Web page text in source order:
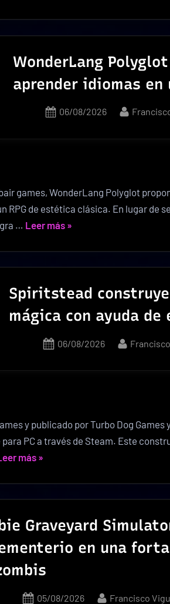
WonderLang
aprender idiomas en
Posted
06/08/2026 By
games, WonderLang Polyglot
RPG de estética clásica. En lugar de
… Leer más«WonderLang
idiomas
un
RPG»
»
Spiritstead
mágica con ayuda
Posted
06/08/2026 By
y publicado por Turbo Dog Games
PC a través de Steam. Este
más«Spiritstead
mágica
ayuda
de
»
Graveyard
en una
Posted
05/08/2026 By
Francisco